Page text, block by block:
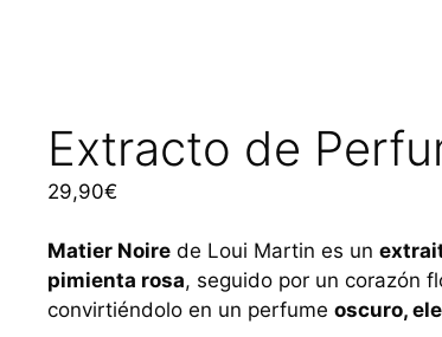
Extracto de
29,90€
Matier Noire de Loui Martin es un
pimienta rosa, seguido por un corazón
convirtiéndolo en un perfume oscuro,